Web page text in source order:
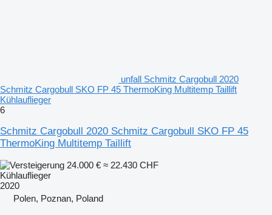
unfall Schmitz Cargobull 2020
Schmitz Cargobull SKO FP 45 ThermoKing Multitemp Taillift
Kühlauflieger
6
Schmitz Cargobull 2020 Schmitz Cargobull SKO FP 45
ThermoKing Multitemp Taillift
24.000 € ≈ 22.430 CHF
Kühlauflieger
2020
Polen, Poznan, Poland